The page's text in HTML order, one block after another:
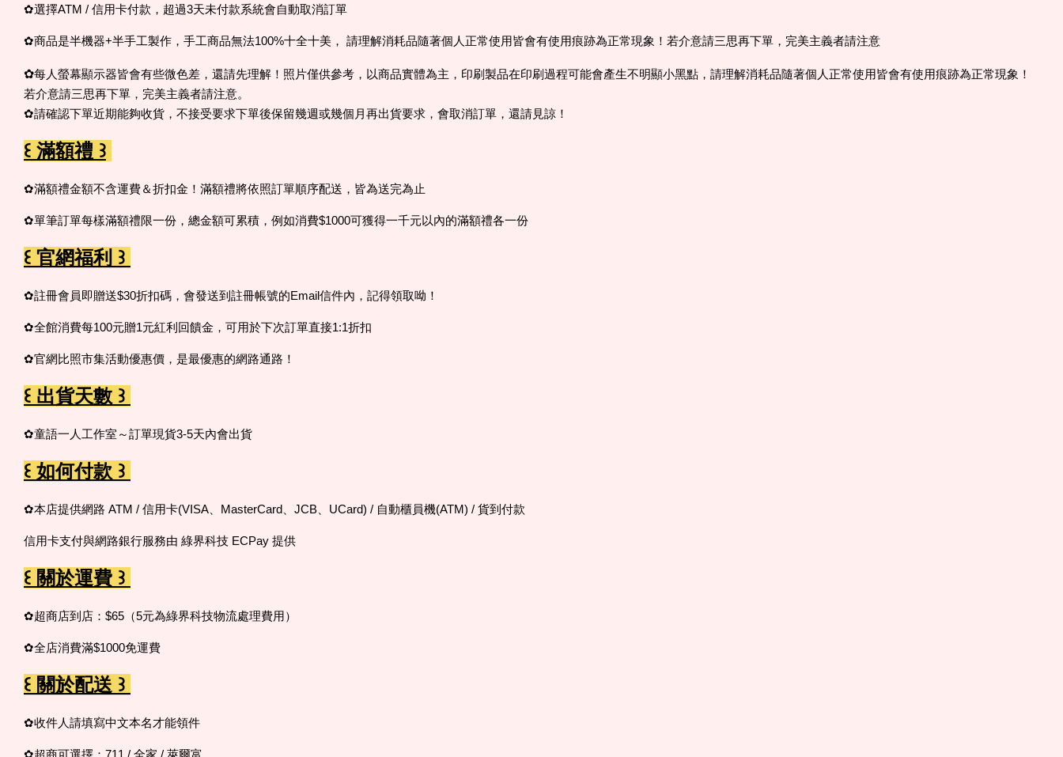
✿選擇ATM / 信用卡付款，超過3天未付款系統會自動取消訂單
✿商品是半機器+半手工製作，手工商品無法100%十全十美， 請理解消耗品隨著個人正常使用皆會有使用痕跡為正常現象！若介意請三思再下單，完美主義者請注意
✿每人螢幕顯示器皆會有些微色差，還請先理解！照片僅供參考，以商品實體為主，印刷製品在印刷過程可能會產生不明顯小黑點，請理解消耗品隨著個人正常使用皆會有使用痕跡為正常現象！
若介意請三思再下單，完美主義者請注意。
✿請確認下單近期能夠收貨，不接受要求下單後保留幾週或幾個月再出貨要求，會取消訂單，還請見諒！
꒰ 滿額禮 ꒱
✿滿額禮金額不含運費＆折扣金！滿額禮將依照訂單順序配送，皆為送完為止
✿單筆訂單每樣滿額禮限一份，總金額可累積，例如消費$1000可獲得一千元以內的滿額禮各一份
꒰ 官網福利 ꒱
✿註冊會員即贈送$30折扣碼，會發送到註冊帳號的Email信件內，記得領取呦！
✿全館消費每100元贈1元紅利回饋金，可用於下次訂單直接1:1折扣
✿官網比照市集活動優惠價，是最優惠的網路通路！
꒰ 出貨天數 ꒱
✿童語一人工作室～訂單現貨3-5天內會出貨
꒰ 如何付款 ꒱
✿本店提供網路 ATM / 信用卡(VISA、MasterCard、JCB、UCard) / 自動櫃員機(ATM) / 貨到付款
信用卡支付與網路銀行服務由 綠界科技 ECPay 提供
꒰ 關於運費 ꒱
✿超商店到店：$65（5元為綠界科技物流處理費用）
✿全店消費滿$1000免運費
꒰ 關於配送 ꒱
✿收件人請填寫中文本名才能領件